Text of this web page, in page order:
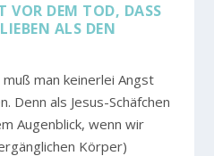
DEM TOD, DASS W
ALS DEN H
man keinerlei Angst
Denn als Jesus-Schäfchen
Augenblick, wenn wir
Körper)